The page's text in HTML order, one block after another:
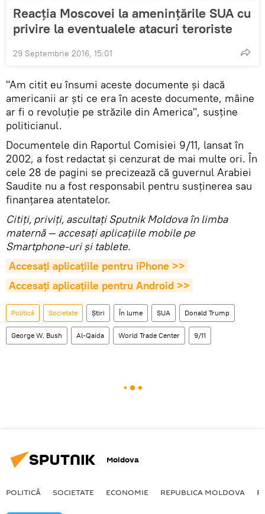
Reacția Moscovei la ameninţările SUA cu
privire la eventualele atacuri teroriste
29 Septembrie 2016, 15:01
"Am citit eu însumi aceste documente și dacă
americanii ar ști ce era în aceste documente, mâine
ar fi o revoluție pe străzile din America", susţine
politicianul.
Documentele din Raportul Comisiei 9/11, lansat în
2002, a fost redactat şi cenzurat de mai multe ori. În
cele 28 de pagini se precizează că guvernul Arabiei
Saudite nu a fost responsabil pentru susținerea sau
finanțarea atentatelor.
Citiţi, priviţi, ascultaţi Sputnik Moldova în limba
maternă — accesaţi aplicaţiile mobile pe
Smartphone-uri şi tablete.
Accesaţi aplicaţiile pentru iPhone >>
Accesaţi aplicaţiile pentru Android >>
Politică Societate Știri În lume SUA Donald Trump
George W. Bush Al-Qaida World Trade Center 9/11
Moldova
POLITICĂ SOCIETATE ECONOMIE REPUBLICA MOLDOVA